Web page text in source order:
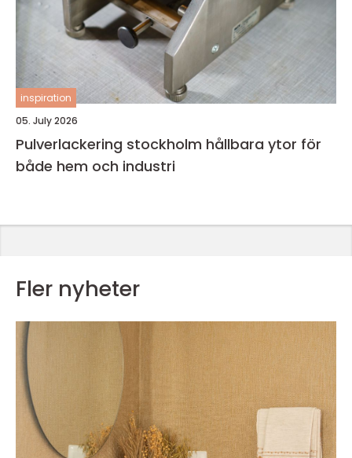
inspiration
05. July 2026
Pulverlackering stockholm hållbara ytor för
både hem och industri
Fler nyheter